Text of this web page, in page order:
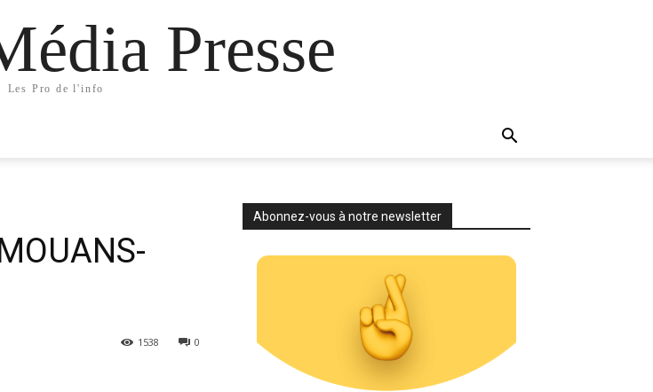
Presse
Les Pro de l'info
0
1538
Abonnez-vous à notre newsletter